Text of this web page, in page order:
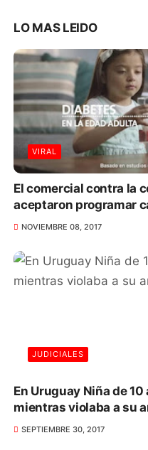
LO MAS LEIDO
VIRAL
El comercial contra la
aceptaron programar
NOVIEMBRE 08, 2017
JUDICIALES
En Uruguay Niña de
mientras violaba a su
SEPTIEMBRE 30, 2017